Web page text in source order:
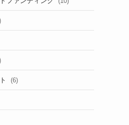
(6)